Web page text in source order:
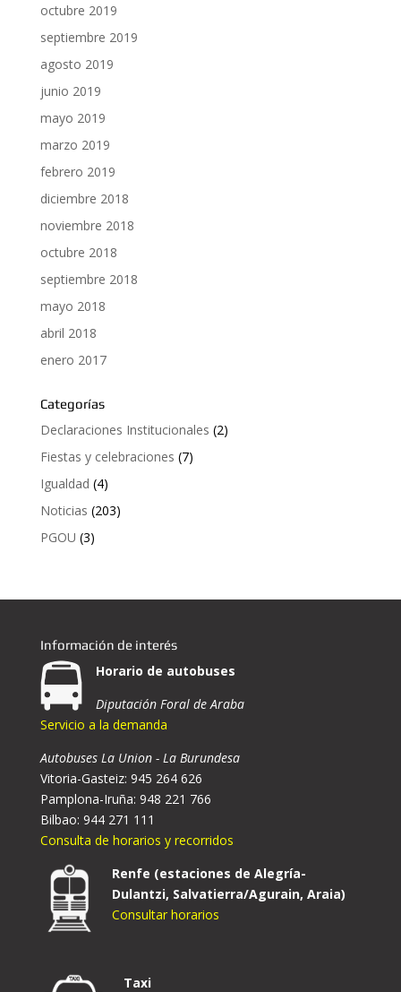
octubre 2019
septiembre 2019
agosto 2019
junio 2019
mayo 2019
marzo 2019
febrero 2019
diciembre 2018
noviembre 2018
octubre 2018
septiembre 2018
mayo 2018
abril 2018
enero 2017
Categorías
Declaraciones Institucionales (2)
Fiestas y celebraciones (7)
Igualdad (4)
Noticias (203)
PGOU (3)
Información de interés
Horario de autobuses
Diputación Foral de Araba
Servicio a la demanda
Autobuses La Union - La Burundesa
Vitoria-Gasteiz: 945 264 626
Pamplona-Iruña: 948 221 766
Bilbao: 944 271 111
Consulta de horarios y recorridos
Renfe (estaciones de Alegría-
Dulantzi, Salvatierra/Agurain, Araia)
Consultar horarios
Taxi